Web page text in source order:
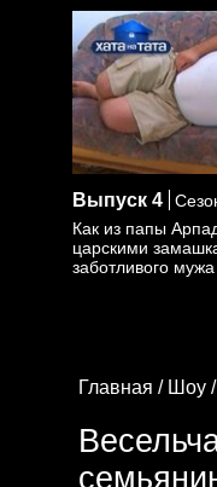
Выпуск 4
Как из папы
царскими
заботливого мужа
Главная / Шоу /